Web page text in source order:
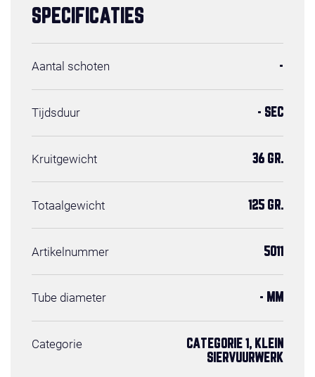
SPECIFICATIES
Aantal schoten -
Tijdsduur - SEC
Kruitgewicht 36 GR.
Totaalgewicht 125 GR.
Artikelnummer 5011
Tube diameter - MM
Categorie
CATEGORIE 1, KLEIN
SIERVUURWERK